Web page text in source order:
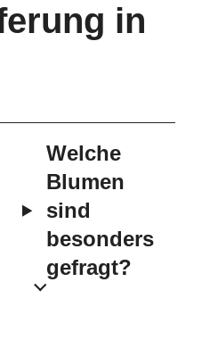
in
Welche
Blumen
sind
besonders
gefragt?